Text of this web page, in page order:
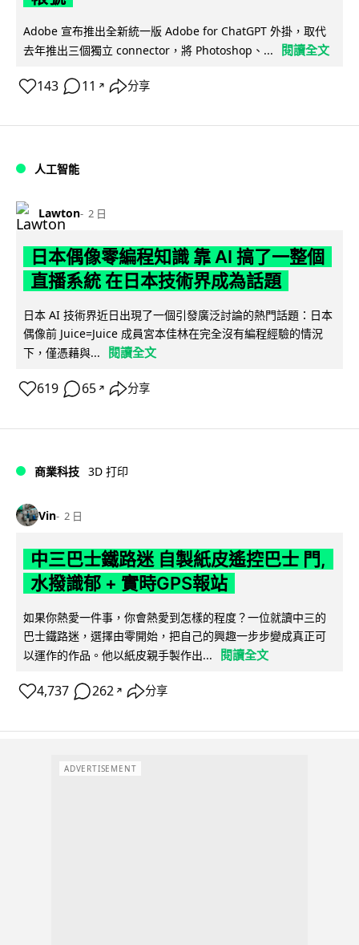
Adobe 宣布推出全新統一版 Adobe for ChatGPT 外掛，取代
去年推出三個獨立 connector，將 Photoshop、...
閱讀全文
143 11 ↗ 分享
人工智能
Lawton 2 日
日本偶像零編程知識 靠 AI 搞了一整個
直播系統 在日本技術界成為話題
日本 AI 技術界近日出現了一個引發廣泛討論的熱門話題：日本
偶像前 Juice=Juice 成員宮本佳林在完全沒有編程經驗的情況
下，僅憑藉與...
閱讀全文
619 65 ↗ 分享
商業科技 3D 打印
Vin 2 日
中三巴士鐵路迷 自製紙皮遙控巴士 門,
水撥識郁 + 實時GPS報站
如果你熱愛一件事，你會熱愛到怎樣的程度？一位就讀中三的
巴士鐵路迷，選擇由零開始，把自己的興趣一步步變成真正可
以運作的作品。他以紙皮親手製作出...
閱讀全文
4,737 262 ↗ 分享
ADVERTISEMENT